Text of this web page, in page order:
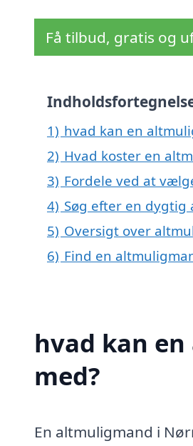
Få tilbud, gratis og
1) hvad kan en
2) Hvad koster en
3) Fordele ved at
4) Søg efter en
5) Oversigt over
6) Find en
hvad kan
med?
En altmuligmand i